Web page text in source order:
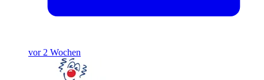
vor 2 Wochen